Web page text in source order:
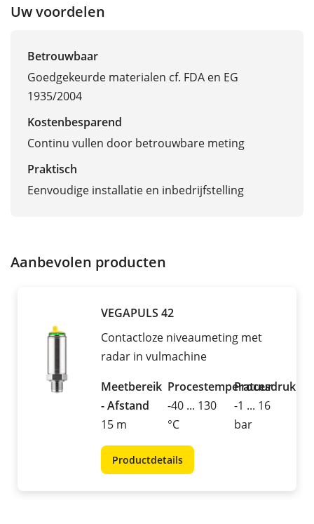
Uw voordelen
Betrouwbaar
Goedgekeurde materialen cf. FDA en EG
1935/2004
Kostenbesparend
Continu vullen door betrouwbare meting
Praktisch
Eenvoudige installatie en inbedrijfstelling
Aanbevolen producten
VEGAPULS 42
Contactloze niveaumeting met
radar in vulmachine
Meetbereik
- Afstand
15 m
Procestemperatuur
-40 ... 130
°C
Procesdruk
-1 ... 16
bar
Productdetails